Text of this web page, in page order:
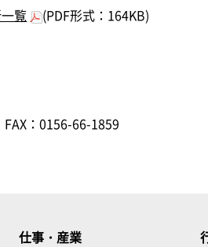
覧
(PDF形式：164KB)
FAX：0156-66-1859
仕事・産業